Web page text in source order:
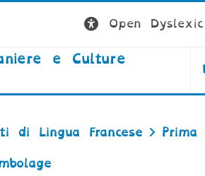
Open Dyslexic
e Culture
di Lingua Francese Prima